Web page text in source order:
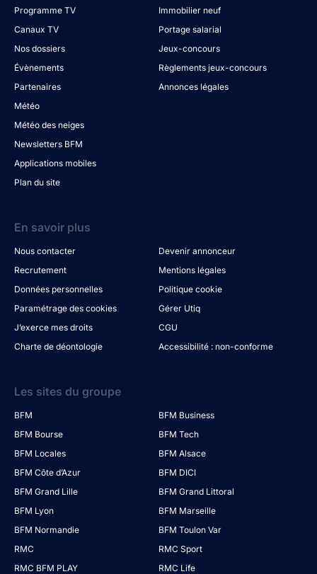
Programme TV
Canaux TV
Nos dossiers
Évènements
Partenaires
Météo
Météo des neiges
Newsletters BFM
Applications mobiles
Plan du site
Immobilier neuf
Portage salarial
Jeux-concours
Règlements jeux-concours
Annonces légales
En savoir plus
Nous contacter
Devenir annonceur
Recrutement
Mentions légales
Données personnelles
Politique cookie
Paramétrage des cookies
Gérer Utiq
J’exerce mes droits
CGU
Charte de déontologie
Accessibilité : non-conforme
Les sites du groupe
BFM
BFM Business
BFM Bourse
BFM Tech
BFM Locales
BFM Alsace
BFM Côte d’Azur
BFM DICI
BFM Grand Lille
BFM Grand Littoral
BFM Lyon
BFM Marseille
BFM Normandie
BFM Toulon Var
RMC
RMC Sport
RMC BFM PLAY
RMC Life